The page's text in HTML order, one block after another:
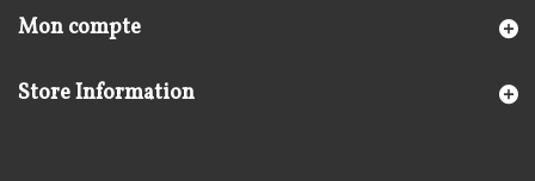
Mon compte
Store Information